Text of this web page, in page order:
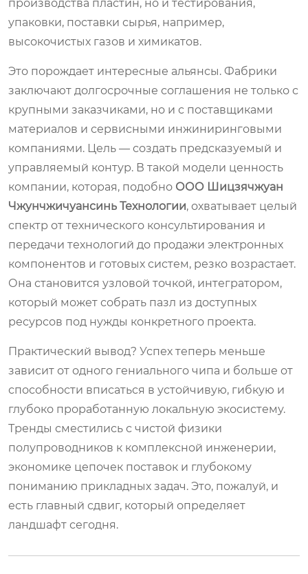
производства пластин, но и тестирования,
упаковки, поставки сырья, например,
высокочистых газов и химикатов.
Это порождает интересные альянсы. Фабрики
заключают долгосрочные соглашения не только с
крупными заказчиками, но и с поставщиками
материалов и сервисными инжиниринговыми
компаниями. Цель — создать предсказуемый и
управляемый контур. В такой модели ценность
компании, которая, подобно ООО Шицзячжуан
Чжунчжичуансинь Технологии, охватывает целый
спектр от технического консультирования и
передачи технологий до продажи электронных
компонентов и готовых систем, резко возрастает.
Она становится узловой точкой, интегратором,
который может собрать пазл из доступных
ресурсов под нужды конкретного проекта.
Практический вывод? Успех теперь меньше
зависит от одного гениального чипа и больше от
способности вписаться в устойчивую, гибкую и
глубоко проработанную локальную экосистему.
Тренды сместились с чистой физики
полупроводников к комплексной инженерии,
экономике цепочек поставок и глубокому
пониманию прикладных задач. Это, пожалуй, и
есть главный сдвиг, который определяет
ландшафт сегодня.